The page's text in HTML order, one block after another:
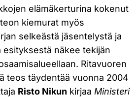
elämäkerturina kokenut
kiemurat myös
selkeästä jäsentelystä ja
esityksestä näkee tekijän
Ritavuoren
teos täydentää vuonna 2004
Risto Nikun kirjaa Ministeri